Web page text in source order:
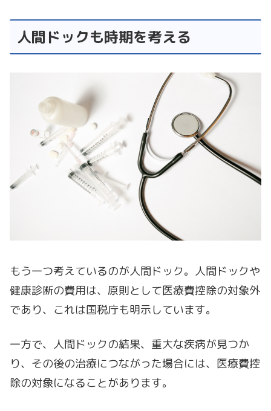
人間ドックも時期を考える
もう一つ考えているのが人間ドック。人間ドックや
健康診断の費用は、原則として医療費控除の対象外
であり、これは国税庁も明示しています。
一方で、人間ドックの結果、重大な疾病が見つか
り、その後の治療につながった場合には、医療費控
除の対象になることがあります。